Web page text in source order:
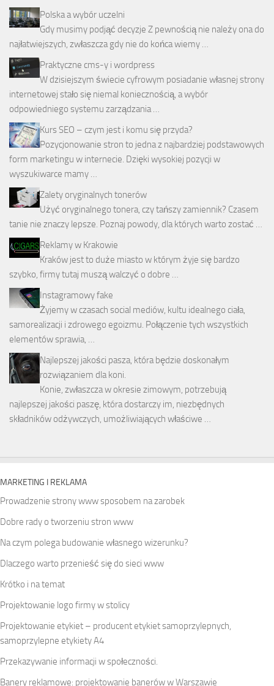
Polska a wybór uczelni
Gdy musimy podjąć decyzje Z pewnością nie należy ona do
najłatwiejszych, zwłaszcza gdy nie do końca wiemy …
Praktyczne cms-y i wordpress
W dzisiejszym świecie cyfrowym posiadanie własnej strony
internetowej stało się niemal koniecznością, a wybór
odpowiedniego systemu zarządzania …
Kurs SEO – czym jest i komu się przyda?
Pozycjonowanie stron to jedna z najbardziej podstawowych
form marketingu w internecie. Dzięki wysokiej pozycji w
wyszukiwarce mamy …
Zalety oryginalnych tonerów
Użyć oryginalnego tonera, czy tańszy zamiennik? Czasem
tanie nie znaczy lepsze. Poznaj powody, dla których warto zostać …
Reklamy w Krakowie
Kraków jest to duże miasto w którym żyje się bardzo
szybko, firmy tutaj muszą walczyć o dobre …
Instagramowy fake
Żyjemy w czasach social mediów, kultu idealnego ciała,
samorealizacji i zdrowego egoizmu. Połączenie tych wszystkich
elementów sprawia, …
Najlepszej jakości pasza, która będzie doskonałym
rozwiązaniem dla koni.
Konie, zwłaszcza w okresie zimowym, potrzebują
najlepszej jakości paszę, która dostarczy im, niezbędnych
składników odżywczych, umożliwiających właściwe …
MARKETING I REKLAMA
Prowadzenie strony www sposobem na zarobek
Dobre rady o tworzeniu stron www
Na czym polega budowanie własnego wizerunku?
Dlaczego warto przenieść się do sieci www
Krótko i na temat
Projektowanie logo firmy w stolicy
Projektowanie etykiet – producent etykiet samoprzylepnych,
samoprzylepne etykiety A4
Przekazywanie informacji w społeczności.
Banery reklamowe: projektowanie banerów w Warszawie